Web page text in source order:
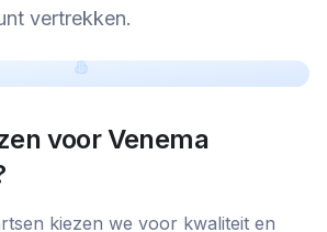
vertrekken.
voorVenema
kiezen we voor kwaliteit en